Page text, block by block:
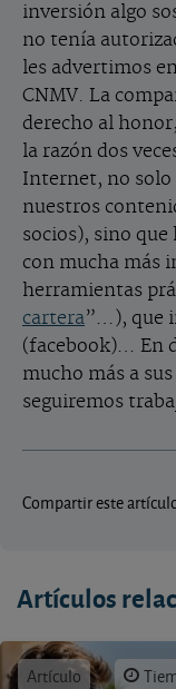
inversión algo
no tenía
les advertimos
CNMV. La
derecho al
la razón dos
Internet, no
nuestros
socios), sino
con mucha más
herramientas
cartera”…), que
(facebook)… En
mucho más a
seguiremos
Compartir este
Artículos
Artículo